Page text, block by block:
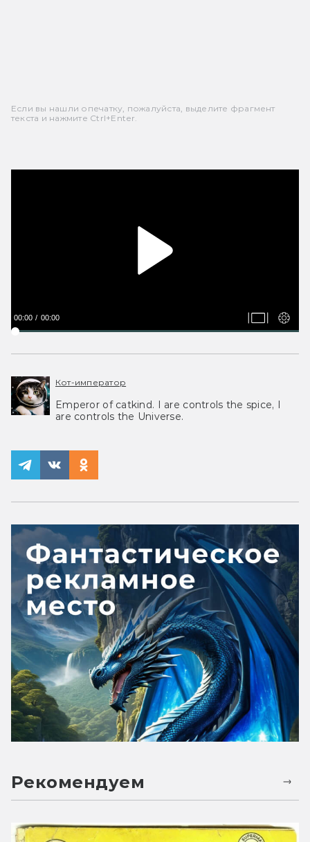
Если вы нашли опечатку, пожалуйста, выделите фрагмент
текста и нажмите Ctrl+Enter.
00:00 00:00
Кот-император
Emperor of catkind. I are controls the spice, I
are controls the Universe.
Рекомендуем